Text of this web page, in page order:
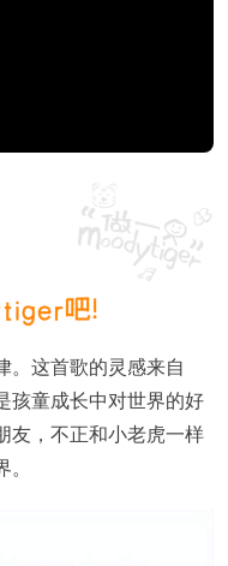
。这首歌的灵感来自
孩童成长中对世界的好
友，不正和小老虎一样